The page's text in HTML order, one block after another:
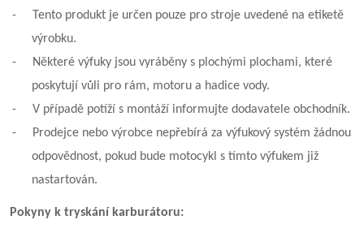
-
Tento produkt je určen pouze pro stroje uvedené na etiketě
výrobku.
-
Některé výfuky jsou vyráběny s plochými plochami, které
poskytují vůli pro rám, motoru a hadice vody.
-
V případě potíží s montáží informujte dodavatele obchodník.
-
Prodejce nebo výrobce nepřebírá za výfukový systém žádnou
odpovědnost, pokud bude motocykl s tímto výfukem již
nastartován.
Pokyny k tryskání karburátoru: